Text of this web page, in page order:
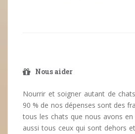
Nous aider
Nourrir et soigner autant de
90 % de nos dépenses sont des
tous les chats que nous avons
aussi tous ceux qui sont dehors